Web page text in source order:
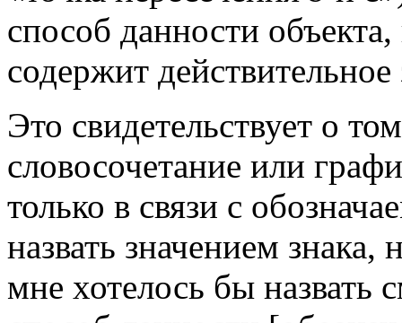
способ данности
содержит действительное
Это свидетельствует о
словосочетание или
только в связи с
назвать значением знака,
мне хотелось бы